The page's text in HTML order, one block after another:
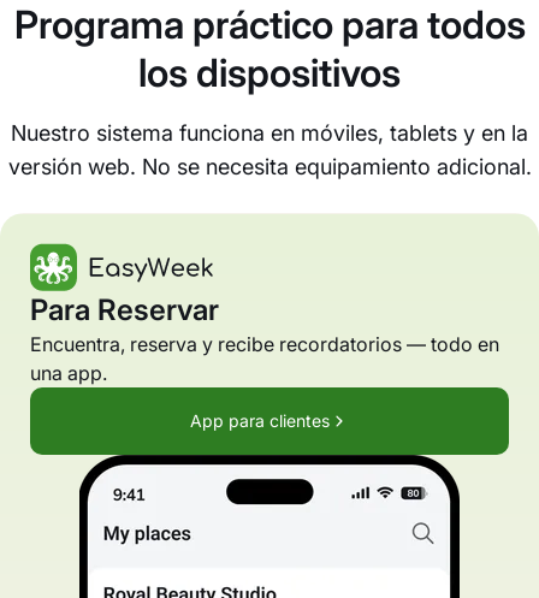
Programa práctico para todos
los dispositivos
Nuestro sistema funciona en móviles, tablets y en la
versión web. No se necesita equipamiento adicional.
Para Reservar
Encuentra, reserva y recibe recordatorios — todo en
una app.
App para clientes